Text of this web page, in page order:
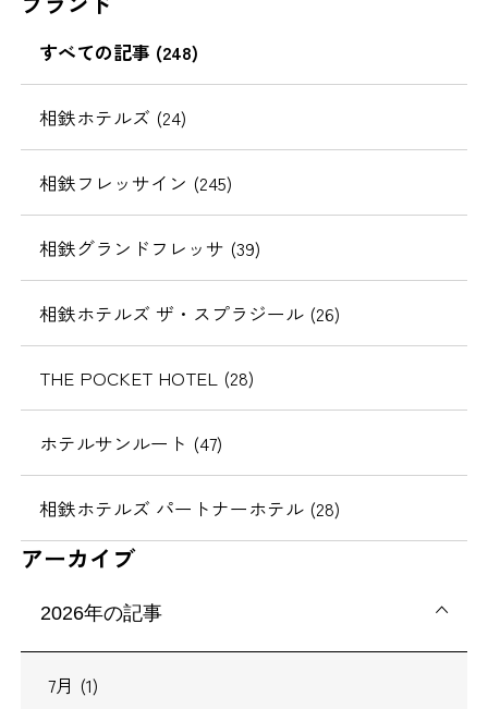
すべての記事 (248)
相鉄ホテルズ (24)
相鉄フレッサイン (245)
相鉄グランドフレッサ (39)
相鉄ホテルズ ザ・スプラジール (26)
THE POCKET HOTEL (28)
ホテルサンルート (47)
相鉄ホテルズ パートナーホテル (28)
アーカイブ
2026年の記事
7月 (1)